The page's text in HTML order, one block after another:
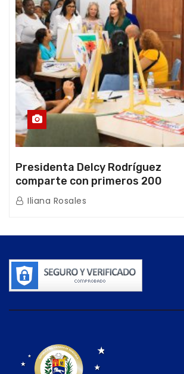
Presidenta Delcy Rodríguez
comparte con primeros 200
beneficiarios de la nueva Casa de
los Abuelos “La Primavera” en
Iliana Rosales